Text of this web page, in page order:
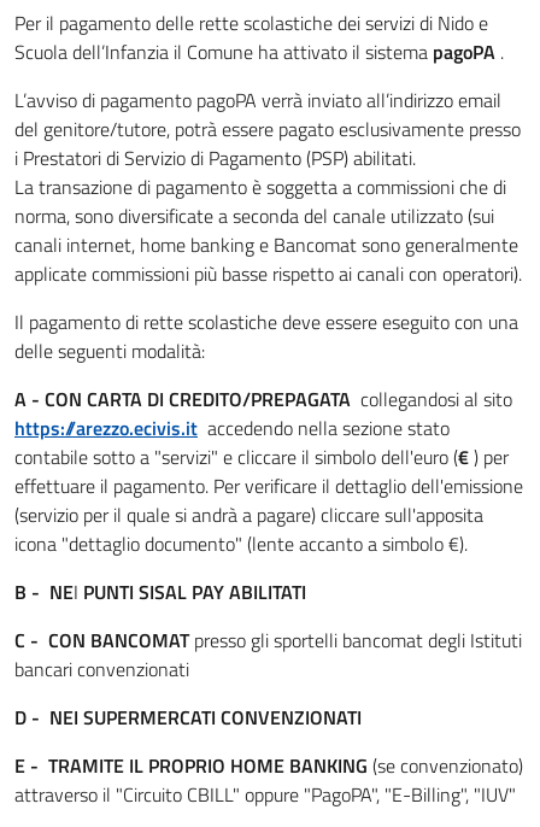
​Per il pagamento delle rette scolastiche dei servizi di Nido e
Scuola dell’Infanzia il Comune ha attivato il sistema pagoPA .
L’avviso di pagamento pagoPA verrà inviato all’indirizzo email
del genitore/tutore, potrà essere pagato esclusivamente presso
i Prestatori di Servizio di Pagamento (PSP) abilitati.
La transazione di pagamento è soggetta a commissioni che di
norma, sono diversificate a seconda del canale utilizzato (sui
canali internet, home banking e Bancomat sono generalmente
applicate commissioni più basse rispetto ai canali con operatori).
Il pagamento di rette scolastiche deve essere eseguito con una
delle seguenti modalità:
A - CON CARTA DI CREDITO/PREPAGATA collegandosi al sito
https://arezzo.ecivis.it accedendo nella sezione stato
contabile sotto a "servizi" e cliccare il simbolo dell'euro (€) per
effettuare il pagamento. Per verificare il dettaglio dell'emissione
(servizio per il quale si andrà a pagare) cliccare sull'apposita
icona "dettaglio documento" (lente accanto a simbolo €).
B - NEI PUNTI SISAL PAY ABILITATI
C - CON BANCOMATpresso gli sportelli bancomat degli Istituti
bancari convenzionati
D - NEI SUPERMERCATI CONVENZIONATI
E - TRAMITE IL PROPRIO HOME BANKING (se convenzionato)
attraverso il "Circuito CBILL" oppure "PagoPA", "E-Billing", "IUV"